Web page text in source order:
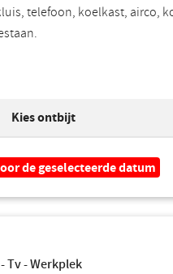
telefoon, koelkast,
Kies ontbijt
de geselecteerde datum
Tv - Werkplek